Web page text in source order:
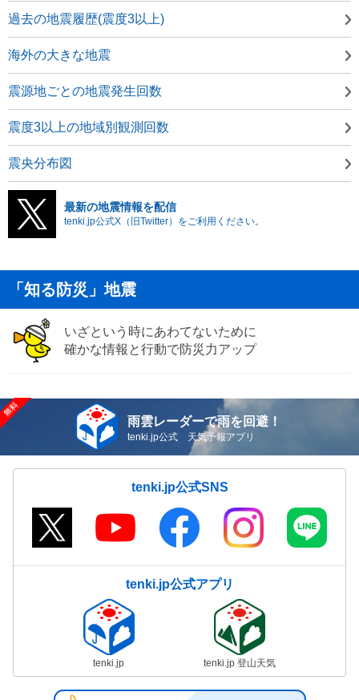
過去の地震履歴(震度3以上)
海外の大きな地震
震源地ごとの地震発生回数
震度3以上の地域別観測回数
震央分布図
最新の地震情報を配信
tenki.jp公式X（旧Twitter）をご利用ください。
「知る防災」地震
いざという時にあわてないために
確かな情報と行動で防災力アップ
雨雲レーダーで雨を回避！
tenki.jp公式 天気予報アプリ
tenki.jp公式SNS
tenki.jp公式アプリ
tenki.jp tenki.jp 登山天気